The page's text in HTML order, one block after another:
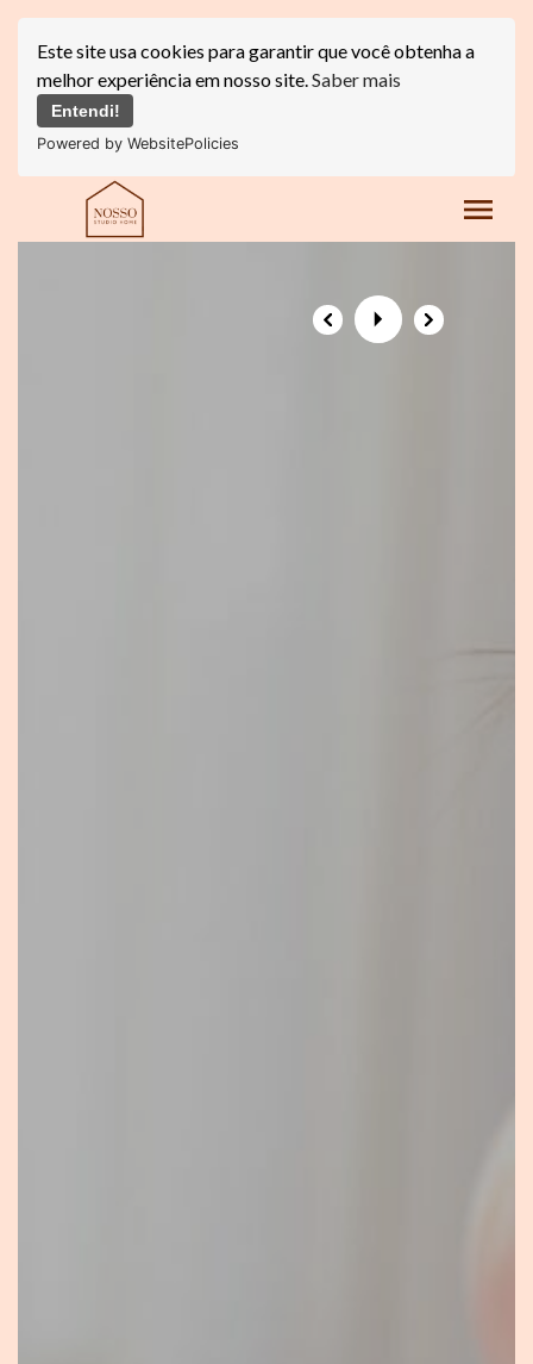
Este site usa cookies para garantir que você obtenha a
melhor experiência em nosso site.Saber mais
Entendi!
Powered by WebsitePolicies
menu